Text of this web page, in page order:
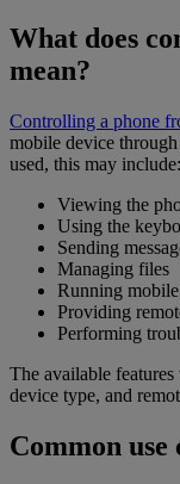
What does
mean?
Controlling a phone
mobile device
used, this may include:
Viewing the
Using the
Sending
Managing files
Running
Providing
Performing
The available
device type, and
Common use